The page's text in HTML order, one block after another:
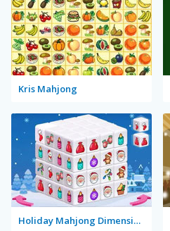
Kris Mahjong
Holiday Mahjong Dimensions